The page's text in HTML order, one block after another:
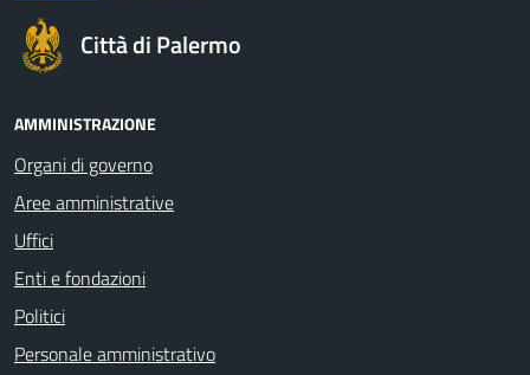
Città di Palermo
AMMINISTRAZIONE
Organi di governo
Aree amministrative
Uffici
Enti e fondazioni
Politici
Personale amministrativo